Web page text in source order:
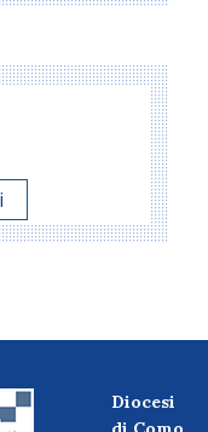
Diocesi